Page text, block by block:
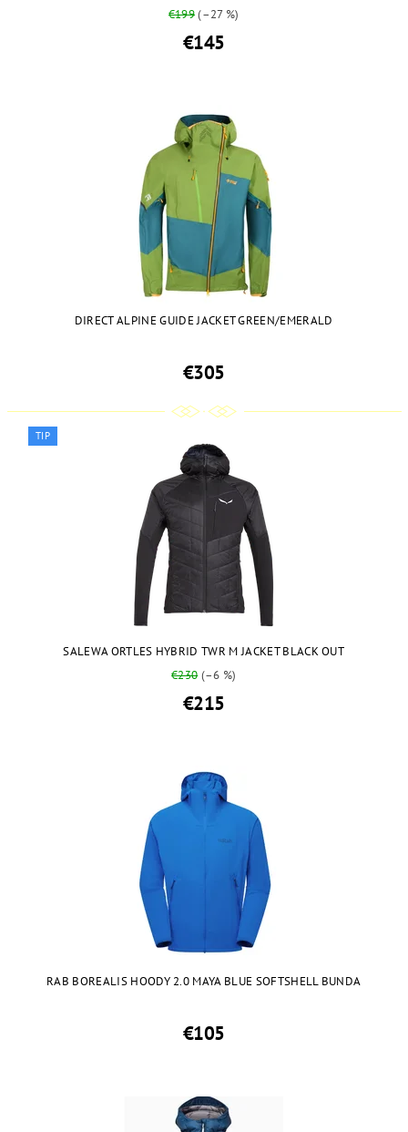
€199(–27 %)
€145
DIRECT ALPINE GUIDE JACKET GREEN/EMERALD
€305
TIP
SALEWA ORTLES HYBRID TWR M JACKET BLACK OUT
€230(–6 %)
€215
RAB BOREALIS HOODY 2.0 MAYA BLUE SOFTSHELL BUNDA
€105